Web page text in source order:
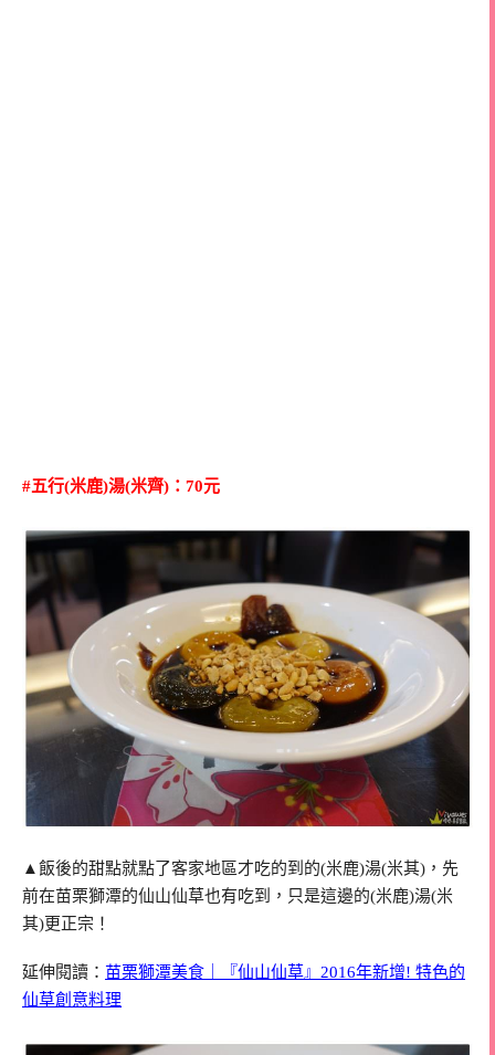
#五行(米鹿)湯(米齊)：70元
▲飯後的甜點就點了客家地區才吃的到的(米鹿)湯(米其)，先
前在苗栗獅潭的仙山仙草也有吃到，只是這邊的(米鹿)湯(米
其)更正宗！
延伸閱讀： 苗栗獅潭美食｜『仙山仙草』2016年新增! 特色的
仙草創意料理